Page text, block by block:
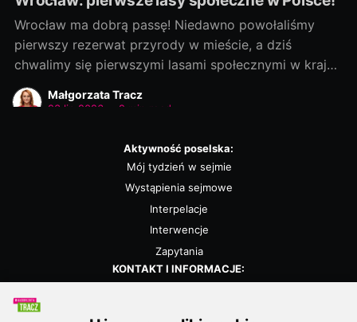
Wrocław ma dobrą passę! Niedawno powołaliśmy
pierwszy rezerwat przyrody w mieście, a dziś
chwalimy się pierwszymi lasami społecznymi w kraju!
Rozmowy zaczęliśmy jako ostatni, a efekty
dowozimy jako pierwsi! Było to możliwe, bo nie
otwarte na dialog i kompromis — a to wszystko dla
Małgorzata Tracz
23 lip 2026 2 min read
Aktywność poselska:
Mój tydzień w sejmie
Wystąpienia sejmowe
Interpelacje
Interwencje
Zapytania
KONTAKT I INFORMACJE: